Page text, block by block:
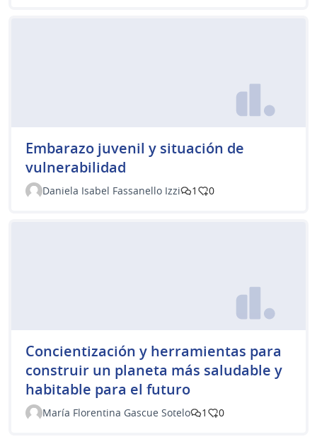
Embarazo juvenil y situación de
vulnerabilidad
Daniela Isabel Fassanello Izzi 1 0
Concientización y herramientas para
construir un planeta más saludable y
habitable para el futuro
María Florentina Gascue Sotelo 1 0